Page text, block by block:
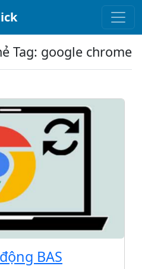
Tag: google chrome
BAS